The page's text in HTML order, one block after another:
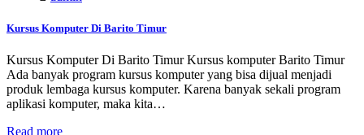
Kursus Komputer Di Barito Timur
Kursus Komputer Di Barito Timur Kursus komputer Barito Timur
Ada banyak program kursus komputer yang bisa dijual menjadi
produk lembaga kursus komputer. Karena banyak sekali program
aplikasi komputer, maka kita…
Read more